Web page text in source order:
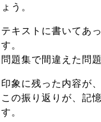
ょう。
テキストに書いてあ
す。
問題集で間違えた問
印象に残った内容が
この振り返りが、記
す。